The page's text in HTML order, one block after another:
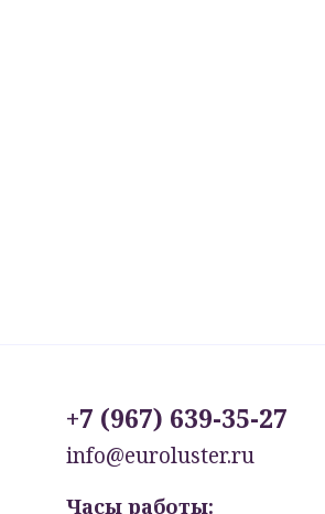
+7 (967) 639-35-27
info@euroluster.ru
Часы работы: